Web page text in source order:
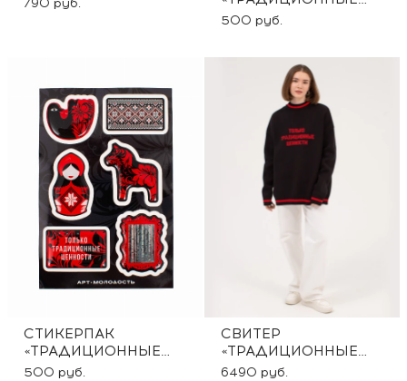
790 руб.
ЦЕННОСТИ»
500 руб.
СТИКЕРПАК
«ТРАДИЦИОННЫЕ
ЦЕННОСТИ»
500 руб.
СВИТЕР
«ТРАДИЦИОННЫЕ
ЦЕННОСТИ»
6490 руб.